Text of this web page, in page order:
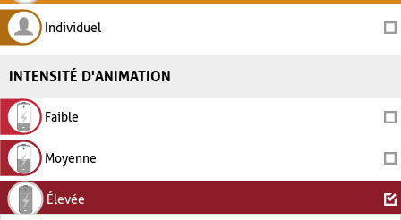
Individuel
INTENSITÉ D'ANIMATION
Faible
Moyenne
Élevée